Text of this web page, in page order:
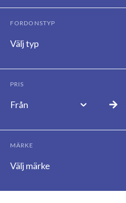
FORDONSTYP
Välj typ
PRIS
Från
MÄRKE
Välj märke